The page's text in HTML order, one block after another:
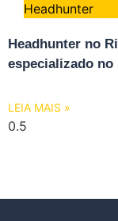
Headhunter
Headhunter no
especializado no
LEIA MAIS »